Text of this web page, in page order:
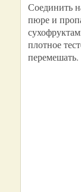
Соединить
пюре и
плотное
перемешать.